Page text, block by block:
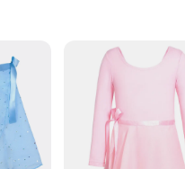
cotton blend that offers both
classic art form, while the modern